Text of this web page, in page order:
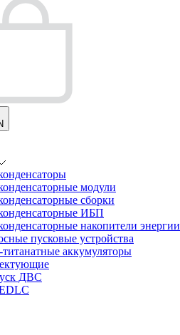
модули
сборки
ИБП
накопители энергии
пусковые устройства
аккумуляторы
ДВС